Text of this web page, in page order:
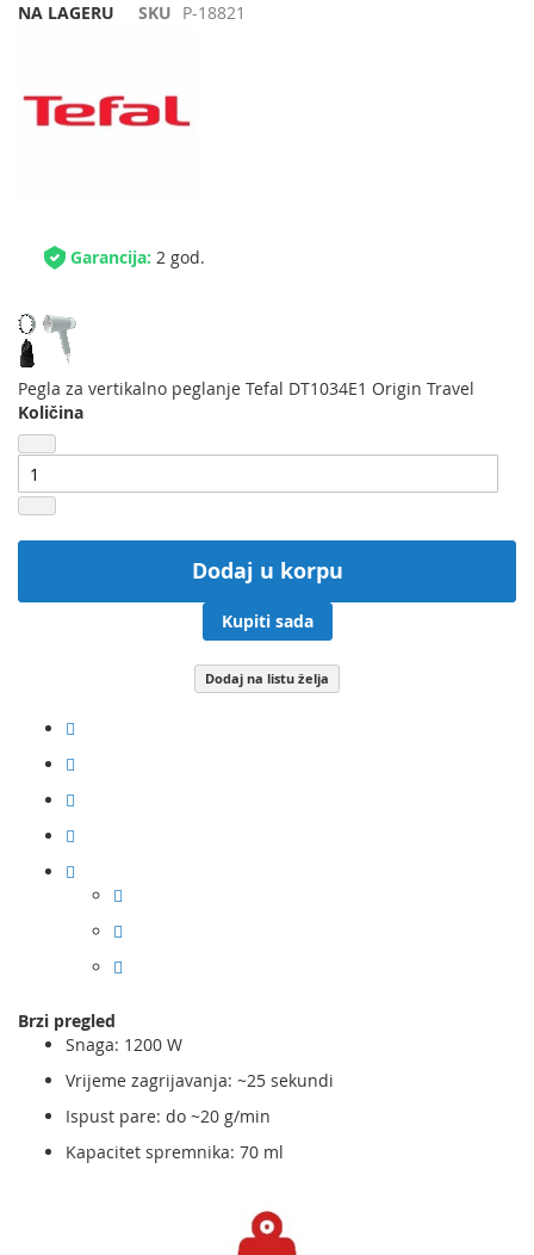
NA LAGERU
SKU P-18821
Garancija: 2 god.
Pegla za vertikalno peglanje Tefal DT1034E1 Origin Travel
Količina
Dodaj u korpu
Kupiti sada
Dodaj na listu želja
Brzi pregled
Snaga: 1200 W
Vrijeme zagrijavanja: ~25 sekundi
Ispust pare: do ~20 g/min
Kapacitet spremnika: 70 ml